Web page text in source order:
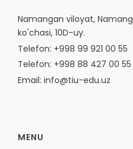
Namangan viloyat,
ko'chasi, 10D-uy.
Telefon: +998 99 921 00 55
Telefon: +998 88 427 00 55
Email: info@tiu-edu.uz
MENU